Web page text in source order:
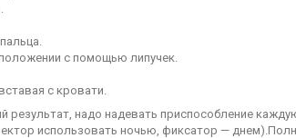
с помощью липучек.
с кровати.
надо надевать приспособление
использовать ночью, фиксатор —